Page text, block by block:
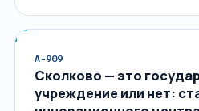
A-909
Сколково — это
учреждение или нет: